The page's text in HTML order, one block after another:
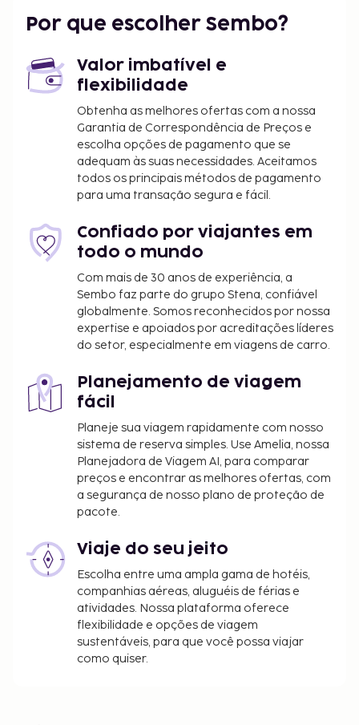
Por que escolher Sembo?
Valor imbatível e
flexibilidade
Obtenha as melhores ofertas com a nossa
Garantia de Correspondência de Preços e
escolha opções de pagamento que se
adequam às suas necessidades. Aceitamos
todos os principais métodos de pagamento
para uma transação segura e fácil.
Confiado por viajantes em
todo o mundo
Com mais de 30 anos de experiência, a
Sembo faz parte do grupo Stena, confiável
globalmente. Somos reconhecidos por nossa
expertise e apoiados por acreditações líderes
do setor, especialmente em viagens de carro.
Planejamento de viagem
fácil
Planeje sua viagem rapidamente com nosso
sistema de reserva simples. Use Amelia, nossa
Planejadora de Viagem AI, para comparar
preços e encontrar as melhores ofertas, com
a segurança de nosso plano de proteção de
pacote.
Viaje do seu jeito
Escolha entre uma ampla gama de hotéis,
companhias aéreas, aluguéis de férias e
atividades. Nossa plataforma oferece
flexibilidade e opções de viagem
sustentáveis, para que você possa viajar
como quiser.